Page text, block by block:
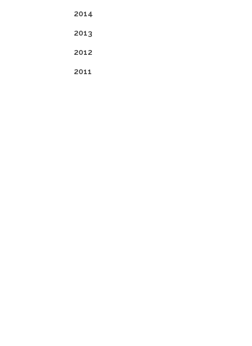
2014
2013
2012
2011